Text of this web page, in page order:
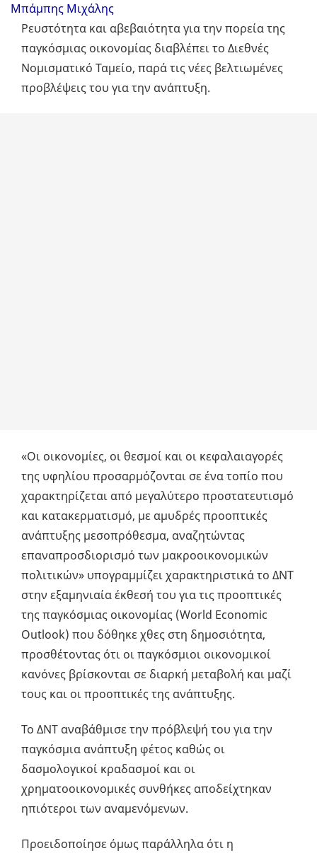
Μπάμπης Μιχάλης
Ρευστότητα και αβεβαιότητα για την πορεία της
παγκόσμιας οικονομίας διαβλέπει το Διεθνές
Νομισματικό Ταμείο, παρά τις νέες βελτιωμένες
προβλέψεις του για την ανάπτυξη.
«Οι οικονομίες, οι θεσμοί και οι κεφαλαιαγορές
της υφηλίου προσαρμόζονται σε ένα τοπίο που
χαρακτηρίζεται από μεγαλύτερο προστατευτισμό
και κατακερματισμό, με αμυδρές προοπτικές
ανάπτυξης μεσοπρόθεσμα, αναζητώντας
επαναπροσδιορισμό των μακροοικονομικών
πολιτικών» υπογραμμίζει χαρακτηριστικά το ΔΝΤ
στην εξαμηνιαία έκθεσή του για τις προοπτικές
της παγκόσμιας οικονομίας (World Economic
Outlook) που δόθηκε χθες στη δημοσιότητα,
προσθέτοντας ότι οι παγκόσμιοι οικονομικοί
κανόνες βρίσκονται σε διαρκή μεταβολή και μαζί
τους και οι προοπτικές της ανάπτυξης.
Το ΔΝΤ αναβάθμισε την πρόβλεψή του για την
παγκόσμια ανάπτυξη φέτος καθώς οι
δασμολογικοί κραδασμοί και οι
χρηματοοικονομικές συνθήκες αποδείχτηκαν
ηπιότεροι των αναμενόμενων.
Προειδοποίησε όμως παράλληλα ότι η